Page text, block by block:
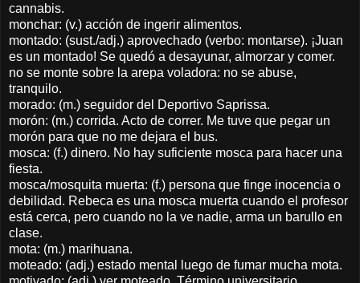
cannabis.
monchar: (v.) acción de ingerir alimentos.
montado: (sust./adj.) aprovechado (verbo: montarse). ¡Juan
es un montado! Se quedó a desayunar, almorzar y comer.
no se monte sobre la arepa voladora: no se abuse,
tranquilo.
morado: (m.) seguidor del Deportivo Saprissa.
morón: (m.) corrida. Acto de correr. Me tuve que pegar un
morón para que no me dejara el bus.
mosca: (f.) dinero. No hay suficiente mosca para hacer una
fiesta.
mosca/mosquita muerta: (f.) persona que finge inocencia o
debilidad. Rebeca es una mosca muerta cuando el profesor
está cerca, pero cuando no la ve nadie, arma un barullo en
clase.
mota: (m.) marihuana.
moteado: (adj.) estado mental luego de fumar mucha mota.